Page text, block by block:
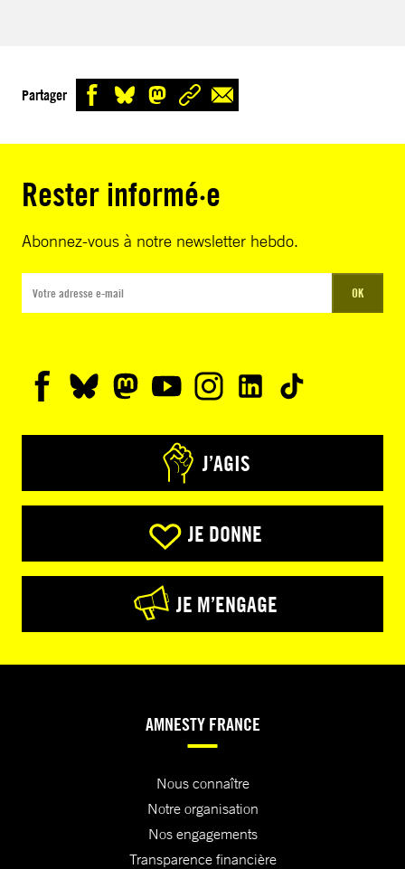
Partager
Rester informé·e
Abonnez-vous à notre newsletter hebdo.
OK
J’AGIS
JE DONNE
JE M’ENGAGE
AMNESTY FRANCE
Nous connaître
Notre organisation
Nos engagements
Transparence financière